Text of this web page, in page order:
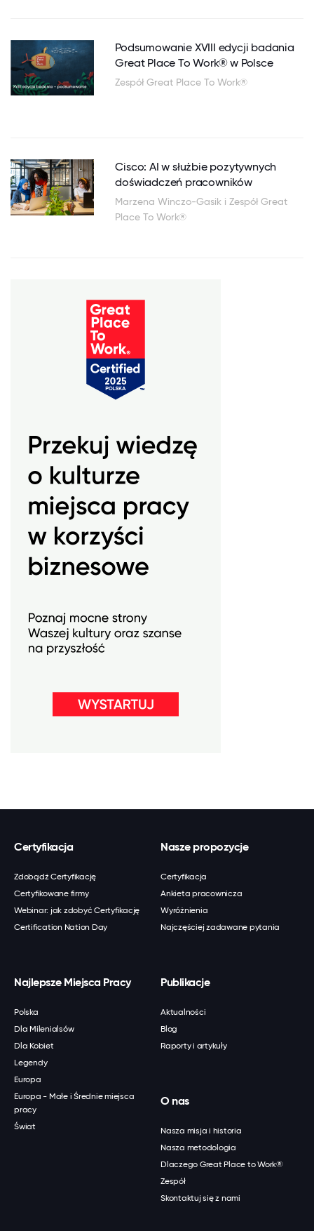
Podsumowanie XVIII edycji badania
Great Place To Work® w Polsce
Zespół Great Place To Work®
Cisco: AI w służbie pozytywnych
doświadczeń pracowników
Marzena Winczo-Gasik i Zespół Great
Place To Work®
Certyfikacja
Zdobądź Certyfikację
Certyfikowane firmy
Webinar: jak zdobyć Certyfikację
Certification Nation Day
Nasze propozycje
Certyfikacja
Ankieta pracownicza
Wyróżnienia
Najczęściej zadawane pytania
Najlepsze Miejsca Pracy
Polska
Dla Milenialsów
Dla Kobiet
Legendy
Europa
Europa - Małe i Średnie miejsca
pracy
Świat
Publikacje
Aktualności
Blog
Raporty i artykuły
O nas
Nasza misja i historia
Nasza metodologia
Dlaczego Great Place to Work®
Zespół
Skontaktuj się z nami